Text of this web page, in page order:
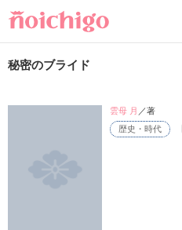
秘密のブライド
歴史・時代
雲母 月 ／著